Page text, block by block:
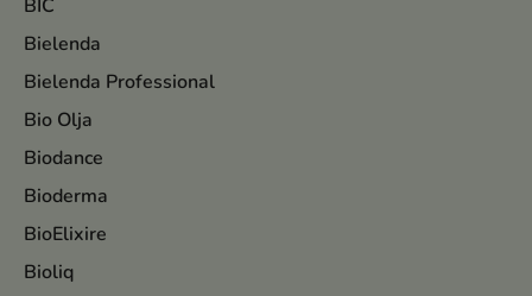
BIC
Bielenda
Bielenda Professional
Bio Olja
Biodance
Bioderma
BioElixire
Bioliq